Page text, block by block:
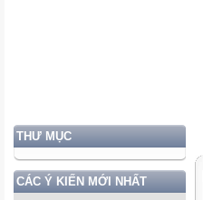
THƯ MỤC
CÁC Ý KIẾN MỚI NHẤT